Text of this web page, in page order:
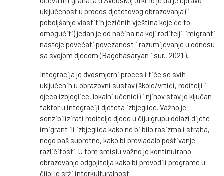
uključenost u proces djetetovog obrazovanja (i
poboljšanje vlastitih jezičnih vještina koje će to
omogućiti) jedan je od načina na koji roditelji-imigranti
nastoje povećati povezanost i razumijevanje u odnosu
sa svojom djecom (Bagdhasaryan i sur., 2021.).
Integracija je dvosmjerni proces i tiče se svih
uključenih u obrazovni sustav (škole/vrtići, roditelji i
djeca izbjeglice, lokalni učenici) i njihov stav je ključan
faktor u integraciji djeteta izbjeglice. Važno je
senzibilizirati roditelje djece u čiju grupu dolazi dijete
imigrant ili izbjeglica kako ne bi bilo rasizma i straha,
nego baš suprotno, kako bi prevladalo poštivanje
različitosti. U tom smislu važno je kontinuirano
obrazovanje odgojitelja kako bi provodili programe u
čijoj je srži interkulturalnost.